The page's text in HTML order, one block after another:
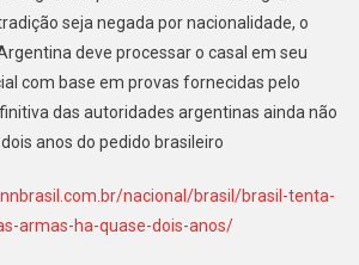
seja negada por nacionalidade, o
deve processar o casal em seu
com base em provas fornecidas pelo
das autoridades argentinas ainda não
anos do pedido brasileiro
nacional/brasil/brasil-tenta-
armas-ha-quase-dois-anos/